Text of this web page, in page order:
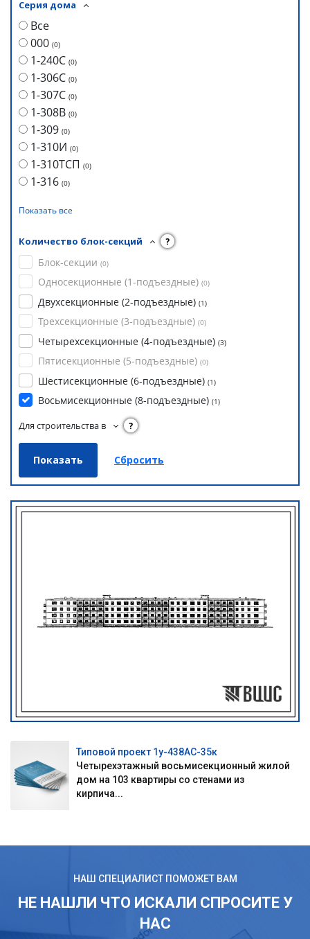
Серия дома
Все
000 (0)
1-240С (0)
1-306С (0)
1-307С (0)
1-308В (0)
1-309 (0)
1-310И (0)
1-310ТСП (0)
1-316 (0)
Показать все
Количество блок-секций ?
Блок-секции (0)
Односекционные (1-подъездные) (0)
Двухсекционные (2-подъездные) (1)
Трехсекционные (3-подъездные) (0)
Четырехсекционные (4-подъездные) (3)
Пятисекционные (5-подъездные) (0)
Шестисекционные (6-подъездные) (1)
Восьмисекционные (8-подъездные) (1)
Для строительства в ?
Типовой проект 1у-438АС-35к
Четырехэтажный восьмисекционный жилой
дом на 103 квартиры со стенами из
кирпича...
НАШ СПЕЦИАЛИСТ ПОМОЖЕТ ВАМ
НЕ НАШЛИ ЧТО ИСКАЛИ СПРОСИТЕ У
НАС